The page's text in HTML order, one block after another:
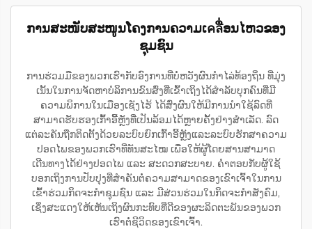
ການສະໜັບສະໜູນໂຄງການຄວາມເคลື່ອນໄຫວຂອງ
ຊຸມຊົນ
ການຮ່ວມມືຂອງພວກເຮົາກັບອົງການທີ່ບໍ່ຫວັງຜົນກຳໄລ່ທ້ອງຖິ່ນ ທີ່ມຸ່ງ
ເນັ້ນໃນການຈັດຫາບໍລິການຂົນສົ່ງທີ່ເຂົ້າເຖິງໄດ້ສຳລັບບຸກຄົນທີ່ມີ
ຄວາມພິການໃນເມືອງເຊັງໄຮ້ ໄດ້ສົ່ງຜົນໃຫ້ມີການນຳໃຊ້ລົດທີ່
ສາມາດຮັບຮອງເກົ້າອີ້ຫຼັງທີ່ເປັນລ້ອມໄດ້ຫຼາຍຄັ້ງຢ່າງສຳເລັດ. ລົດ
ແຕ່ລະຄັນຖືກຕິດຕັ້ງດ້ວຍລະບົບຍົກເກົ້າອີ້ຫຼັງແລະລະບົບຮັກສາຄວາມ
ປອດໄພຂອງພວກເຮົາທີ່ທັນສະໄໝ ເພື່ອໃຫ້ຜູ້ໂດຍສານສາມາດ
ເດີນທາງໄດ້ຢ່າງປອດໄພ ແລະ ສະດວກສະບາຍ. ຄຳຕອບກັບຜູ້ໃຊ້
ບອກເຖິງການປັບປຸງທີ່ສຳຄັນຕໍ່ຄວາມສາມາດຂອງເຂົາເຈົ້າໃນການ
ເຂົ້າຮ່ວມກິດຈະກຳຊຸມຊົນ ແລະ ມີສ່ວນຮ່ວມໃນກິດຈະກຳສັງຄົມ,
ເຊິ່ງສະແດງໃຫ້ເຫັນເຖິງຜົນກະທົບທີ່ດີຂອງຜະລິດຕະພັນຂອງພວກ
ເຮົາຕໍ່ຊີວິດຂອງເຂົາເຈົ້າ.